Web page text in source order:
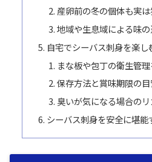
産卵前の冬の個体も実
地域や生息域による味
自宅でシーバス刺身を楽し
まな板や包丁の衛生管
保存方法と賞味期限の
臭いが気になる場合の
シーバス刺身を安全に堪能